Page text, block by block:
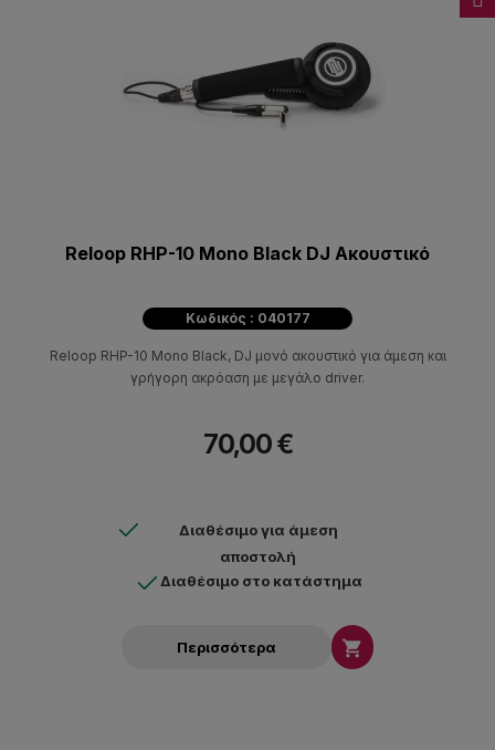
Reloop RHP-10 Mono Black DJ Ακουστικό
Κωδικός : 040177
Reloop RHP-10 Mono Black, DJ μονό ακουστικό για άμεση και
γρήγορη ακρόαση με μεγάλο driver.
70,00 €
Διαθέσιμο για άμεση
αποστολή
Διαθέσιμο στο κατάστημα
Περισσότερα 